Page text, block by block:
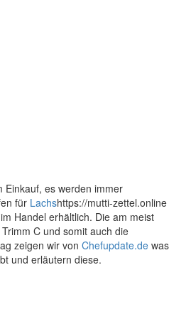
Einkauf, es werden immer
für Lachshttps://mutti-zettel.online
Handel erhältlich. Die am meist
C und somit auch die
zeigen wir von Chefupdate.de was
und erläutern diese.